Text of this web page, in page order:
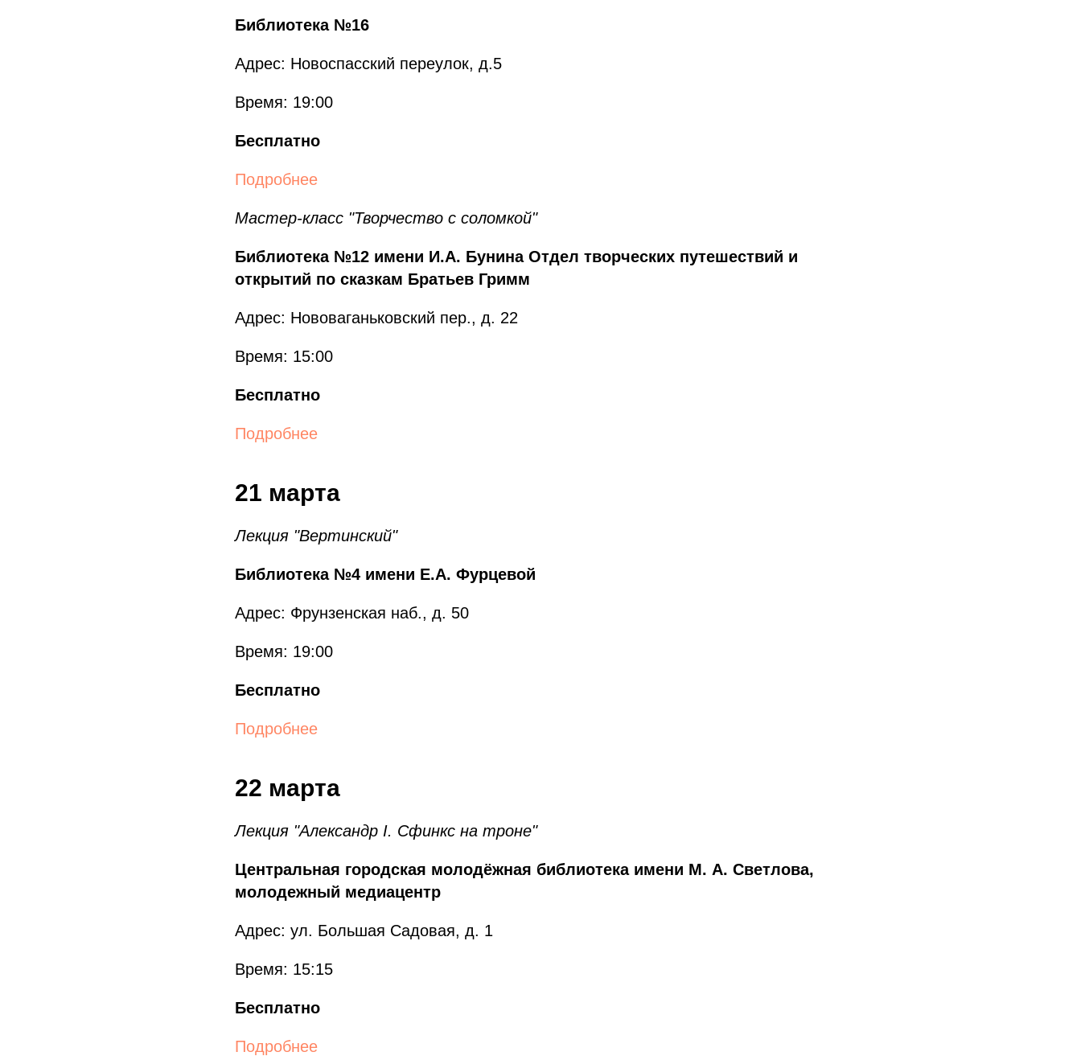
Библиотека №16
Адрес: Новоспасский переулок, д.5
Время: 19:00
Бесплатно
Подробнее
Мастер-класс "Творчество с соломкой"
Библиотека №12 имени И.А. Бунина Отдел творческих путешествий и
открытий по сказкам Братьев Гримм
Адрес: Нововаганьковский пер., д. 22
Время: 15:00
Бесплатно
Подробнее
21 марта
Лекция "Вертинский"
Библиотека №4 имени Е.А. Фурцевой
Адрес: Фрунзенская наб., д. 50
Время: 19:00
Бесплатно
Подробнее
22 марта
Лекция "Александр I. Сфинкс на троне"
Центральная городская молодёжная библиотека имени М. А. Светлова,
молодежный медиацентр
Адрес: ул. Большая Садовая, д. 1
Время: 15:15
Бесплатно
Подробнее